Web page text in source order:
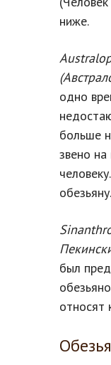
ниже.
одно
больше
звено
обезьяну.
был
относят